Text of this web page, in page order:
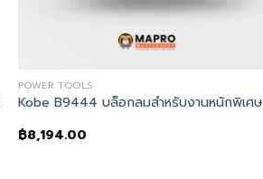
POWER TOOLS
Kobe B9444 บล็อกลมสำหรับงานหนักพิเศษ
฿8,194.00